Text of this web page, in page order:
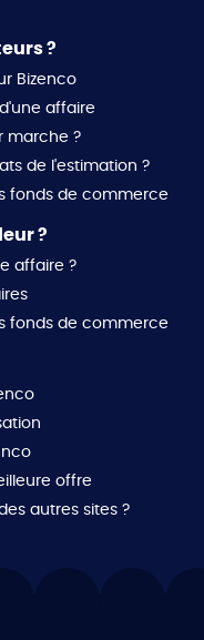
?
Bizenco
affaire
marche ?
de l'estimation ?
fonds de commerce
?
affaire ?
fonds de commerce
offre
autres sites ?